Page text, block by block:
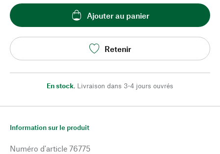
Ajouter au panier
Retenir
En stock, Livraison dans 3-4 jours ouvrés
Information sur le produit
Numéro d'article 76775